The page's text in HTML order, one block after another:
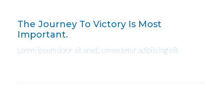
The Journey To Victory Is Most
Important.
Lorem ipsum dolor sit amet, consectetur adipiscing elit